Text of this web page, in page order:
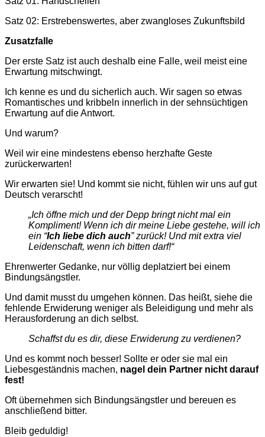
Satz 02: Erstrebenswertes, aber zwangloses Zukunftsbild
Zusatzfalle
Der erste Satz ist auch deshalb eine Falle, weil meist eine
Erwartung mitschwingt.
Ich kenne es und du sicherlich auch. Wir sagen so etwas
Romantisches und kribbeln innerlich in der sehnsüchtigen
Erwartung auf die Antwort.
Und warum?
Weil wir eine mindestens ebenso herzhafte Geste
zurückerwarten!
Wir erwarten sie! Und kommt sie nicht, fühlen wir uns auf gut
Deutsch verarscht!
„Ich öffne mich und der Depp bringt nicht mal ein
Kompliment! Wenn ich dir meine Liebe gestehe, will ich
ein “Ich liebe dich auch” zurück! Und mit extra viel
Leidenschaft, wenn ich bitten darf!“
Ehrenwerter Gedanke, nur völlig deplatziert bei einem
Bindungsängstler.
Und damit musst du umgehen können. Das heißt, siehe die
fehlende Erwiderung weniger als Beleidigung und mehr als
Herausforderung an dich selbst.
Schaffst du es dir, diese Erwiderung zu verdienen?
Und es kommt noch besser! Sollte er oder sie mal ein
Liebesgeständnis machen, nagel dein Partner nicht darauf
fest!
Oft übernehmen sich Bindungsängstler und bereuen es
anschließend bitter.
Bleib geduldig!